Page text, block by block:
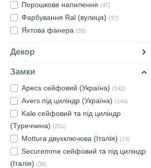
Порошкове напилення (47)
Фарбування Ral (вулиця) (37)
Яхтова фанера (39)
Декор
Замки
Apecs сейфовий (Україна) (142)
Avers під циліндр (Україна) (144)
Kale сейфовий та під циліндр
(Туреччина) (201)
Mottura двухключова (Італія) (23)
Securemme сейфовий та під циліндр
(Італія) (38)